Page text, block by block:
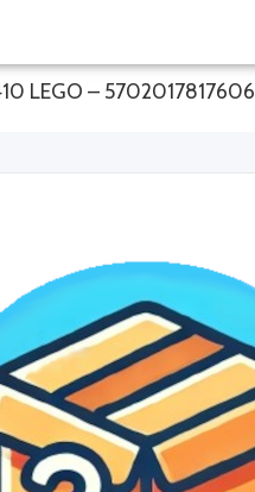
LEGO – 5702017817606